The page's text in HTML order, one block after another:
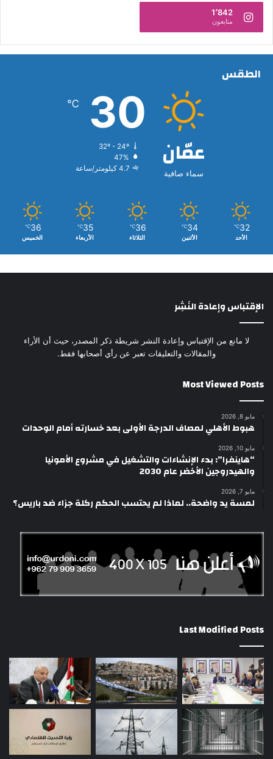
1٬842
متابعون
الطقس
عمّان
سماء صافية
30
℃
32º - 24º
47%
4.7 كيلومتر/ساعة
32
℃
الأحد
34
℃
الأثنين
36
℃
الثلاثاء
35
℃
الأربعاء
36
℃
الخميس
الإقتباس وإعادة النَشِر
لا مانع من الإقتباس وإعادة النشر شريطة ذكر المصدر، حيث أن الأراء
والمقالات والتعليقات تعبر عن رأي أصحابها فقط.
Most Viewed Posts
مايو 8, 2026
هبوط الأهلي لمصاف الدرجة الأولى بعد خسارته أمام الوحدات
مايو 10, 2026
“هاينفرا”: بدء الإنشاءات والتشغيل في مشروع الأمونيا
والهيدروجين الأخضر عام 2030
مايو 7, 2026
لمسة يد واضحة.. لماذا لم يحتسب الحكم ركلة جزاء ضد باريس؟
Last Modified Posts